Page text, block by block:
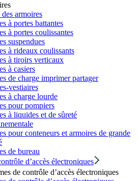
armoires
à portes battantes
à portes coulissantes
suspendues
à rideaux coulissants
à tiroirs verticaux
à casiers
de charge imprimer partager
vestiaires
à charge lourde
pour pompiers
à liquides et de sûreté
pour conteneurs et armoires de grande
de bureau
d’accès électroniques
de contrôle d’accès électroniques